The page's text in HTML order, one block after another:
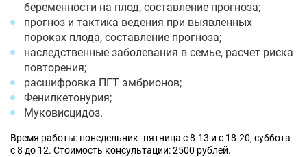
беременности на плод, составление прогноза;
прогноз и тактика ведения при выявленных
пороках плода, составление прогноза;
наследственные заболевания в семье, расчет риска
повторения;
расшифровка ПГТ эмбрионов;
Фенилкетонурия;
Муковисцидоз.
Время работы: понедельник -пятница с 8-13 и с 18-20, суббота
с 8 до 12. Стоимость консультации: 2500 рублей.